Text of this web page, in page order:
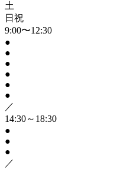
土
日祝
9:00〜12:30
●
●
●
●
●
●
／
14:30～18:30
●
●
●
／